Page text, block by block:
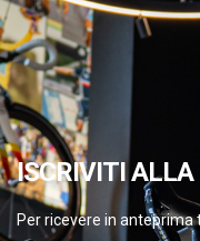
ISCRIVITI
Per ricevere in